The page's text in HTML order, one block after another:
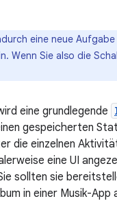
eine neue
Sie also die
eine grundlegende
gespeicherten
die einzelnen
eine UI
sollten sie
in einer Musik-